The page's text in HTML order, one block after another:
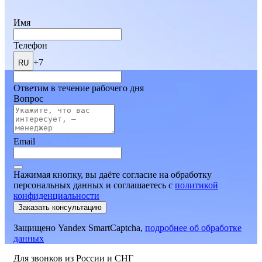
Имя
Телефон
RU +7
Ответим в течение рабочего дня
Вопрос
Email
Нажимая кнопку, вы даёте согласие на обработку
персональных данных и соглашаетесь c политикой
конфиденциальности
Заказать консультацию
Защищено Yandex SmartCaptcha, подробнее об обработке
данных
Для звонков из России и СНГ